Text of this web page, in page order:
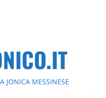
JONICA MESSINESE